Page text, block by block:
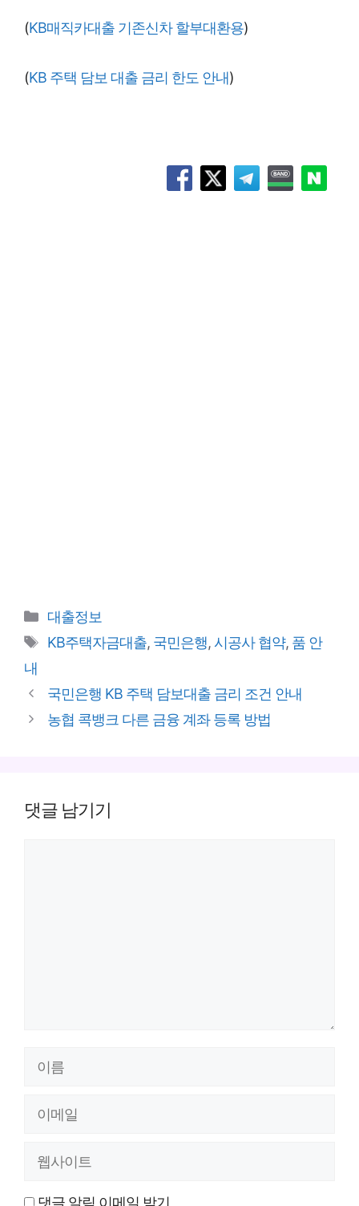
(KB매직카대출 기존신차 할부대환용)
(KB 주택 담보 대출 금리 한도 안내)
카
테
대출정보
태
KB주택자금대출, 국민은행,시공사 협약, 품 안
내
국민은행 KB 주택 담보대출 금리 조건 안내
농협 콕뱅크 다른 금융 계좌 등록 방법
댓글 남기기
댓글 알림 이메일 받기